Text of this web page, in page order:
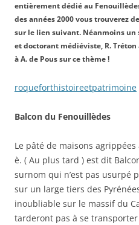
entièrement dédié au
des années 2000 vous trouverez
sur le lien suivant. Néanmoins
et doctorant médiéviste, R.
à A. de Pous sur ce thème !
roqueforthistoireetpatrimoine
Balcon du Fenouillèdes
Le pâté de maisons
è. ( Au plus tard ) est dit
surnom qui n’est pas usurpé
sur un large tiers des
inoubliable sur le massif du
tarderont pas à se